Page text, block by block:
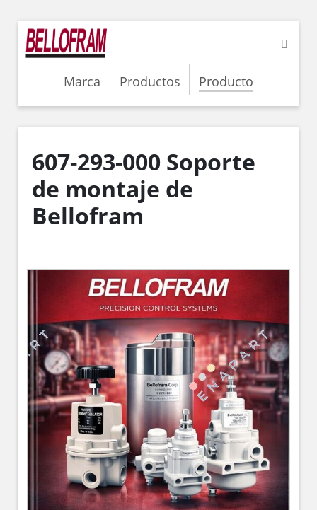
Marca Productos Producto
607-293-000 Soporte
de montaje de
Bellofram